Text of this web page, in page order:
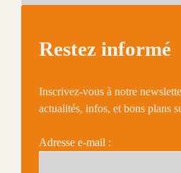
Restez informé
Inscrivez-vous à notre
actualités, infos, et bons plans
Adresse e-mail :